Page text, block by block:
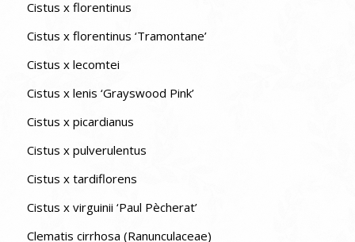
Cistus x florentinus
Cistus x florentinus ‘Tramontane’
Cistus x lecomtei
Cistus x lenis ‘Grayswood Pink’
Cistus x picardianus
Cistus x pulverulentus
Cistus x tardiflorens
Cistus x virguinii ‘Paul Pècherat’
Clematis cirrhosa (Ranunculaceae)